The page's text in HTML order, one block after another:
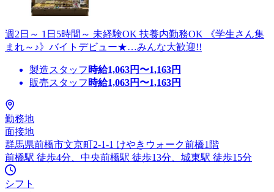
週2日～ 1日5時間～ 未経験OK 扶養内勤務OK 《学生さん集
まれ～♪》バイトデビュー★…みんな大歓迎!!
製造スタッフ 時給1,063円〜1,163円
販売スタッフ 時給1,063円〜1,163円
勤務地
面接地
群馬県前橋市文京町2-1-1 けやきウォーク前橋1階
前橋駅 徒歩4分、中央前橋駅 徒歩13分、城東駅 徒歩15分
シフト